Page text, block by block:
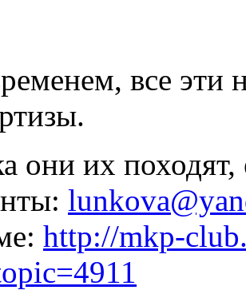
все эти
они их
http://mkp-